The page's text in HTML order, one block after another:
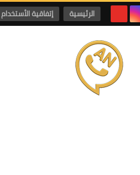
الرئيسية إتفاقية الأستخدام